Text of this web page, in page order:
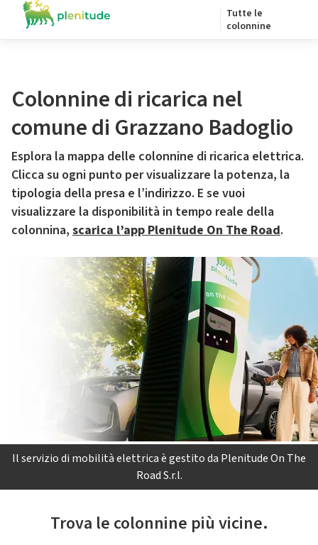
Tutte le
colonnine
Colonnine di ricarica nel
comune di Grazzano Badoglio
Esplora la mappa delle colonnine di ricarica elettrica.
Clicca su ogni punto per visualizzare la potenza, la
tipologia della presa e l’indirizzo. E se vuoi
visualizzare la disponibilità in tempo reale della
colonnina, scarica l’app Plenitude On The Road.
Il servizio di mobilità elettrica è gestito da Plenitude On The
Road S.r.l.
Trova le colonnine più vicine.